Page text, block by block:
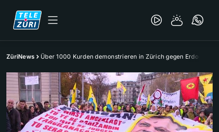
ZüriNews Über 1000 Kurden demonstrieren in Zürich gegen Erdogan